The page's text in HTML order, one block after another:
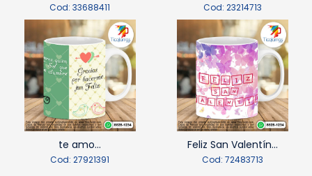
Cod: 33688411 Cod: 23214713
te amo...
Cod: 27921391
Feliz San Valentín...
Cod: 72483713